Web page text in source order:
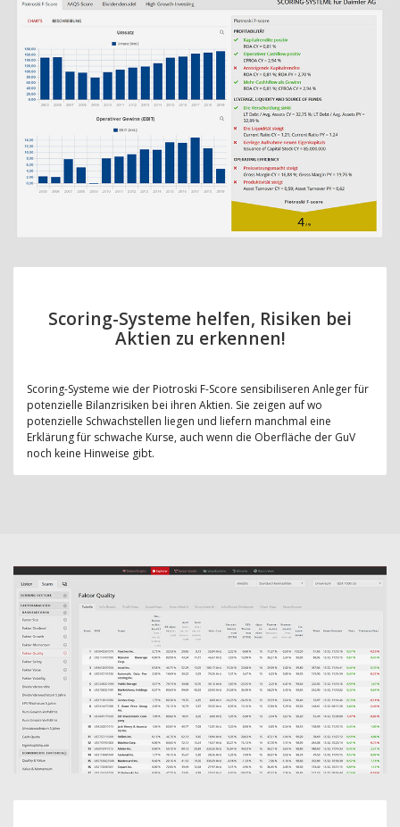
Scoring-Systeme helfen, Risiken bei
Aktien zu erkennen!
Scoring-Systeme wie der Piotroski F-Score sensibiliseren Anleger für
potenzielle Bilanzrisiken bei ihren Aktien. Sie zeigen auf wo
potenzielle Schwachstellen liegen und liefern manchmal eine
Erklärung für schwache Kurse, auch wenn die Oberfläche der GuV
noch keine Hinweise gibt.